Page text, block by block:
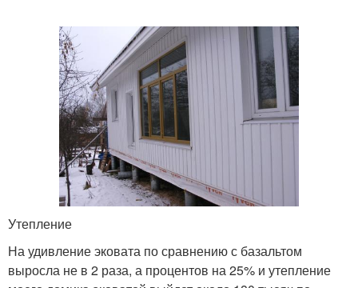
Утепление
На удивление эковата по сравнению с базальтом
выросла не в 2 раза, а процентов на 25% и утепление